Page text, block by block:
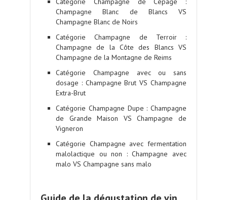
Champagne Blanc de Blancs VS
Champagne Blanc de Noirs
Catégorie Champagne de Terroir :
Champagne de la Côte des Blancs VS
Champagne de la Montagne de Reims
Catégorie Champagne avec ou sans
dosage : Champagne Brut VS Champagne
Extra-Brut
Catégorie Champagne Dupe : Champagne
de Grande Maison VS Champagne de
Vigneron
Catégorie Champagne avec fermentation
malolactique ou non : Champagne avec
malo VS Champagne sans malo